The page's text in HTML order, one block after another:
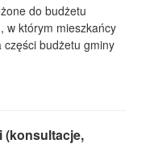
do budżetu
w którym mieszkańcy
budżetu gminy
(konsultacje,